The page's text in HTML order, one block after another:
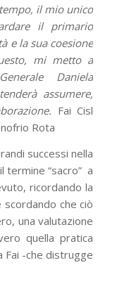
il mio unico
il primario
e la sua coesione
mi metto a
Daniela
assumere,
Fai Cisl
Rota
successi nella
termine “sacro” a
ricordando la
scordando che ciò
una valutazione
quella pratica
Fai -che distrugge